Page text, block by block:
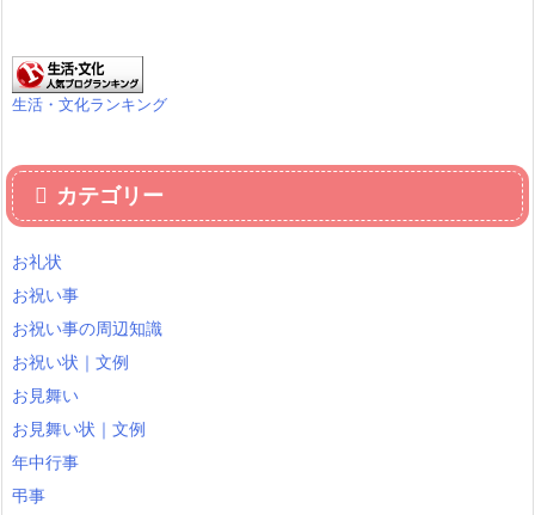
生活・文化ランキング
カテゴリー
お礼状
お祝い事
お祝い事の周辺知識
お祝い状｜文例
お見舞い
お見舞い状｜文例
年中行事
弔事